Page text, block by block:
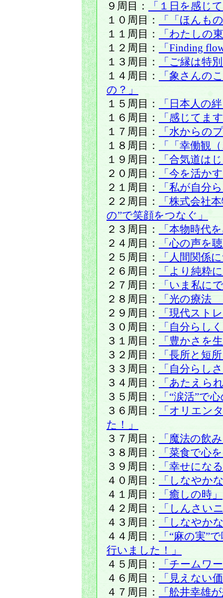
９周目：
「１日を感じ
１０周目：
「「ほんも
１１周目：
「わたしの
１２周目：
「Finding
１３周目：
「ご縁は特
１４周目：
「象さんの
の？」
１５周目：
「日本人の
１６周目：
「感じてま
１７周目：
「水からの
１８周目：
「「幸働観
１９周目：
「合気道は
２０周目：
「今を活か
２１周目：
「私が自分
２２周目：
「株式会社
の”で笑顔をつなぐ」
２３周目：
「本物時代
２４周目：
「心の声を
２５周目：
「人間関係
２６周目：
「より純粋
２７周目：
「いま私に
２８周目：
「光の療法
２９周目：
「現代スト
３０周目：
「自分らし
３１周目：
「豊かさを
３２周目：
「長所と短
３３周目：
「自分らし
３４周目：
「あたえら
３５周目：
「“涙活”で
３６周目：
「オリエン
た！」
３７周目：
「魔法の飲
３８周目：
「菜食で心
３９周目：
「幸せにな
４０周目：
「しなやか
４１周目：
「癒しの時」
４２周目：
「しんさい
４３周目：
「しなやか
４４周目：
「“麻の実”
行いました！」
４５周目：
「チームワ
４６周目：
「見えない
４７周目：
「舩井幸雄